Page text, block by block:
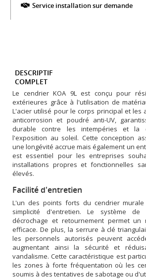
Service installation sur demande
DESCRIPTIF
COMPLET
Le cendrier KOA 9L est conçu pour
extérieures grâce à l'utilisation de
L'acier utilisé pour le corps principal et les
anticorrosion et poudré anti-UV,
durable contre les intempéries et la
l'exposition au soleil. Cette conception
une longévité accrue mais également un
est essentiel pour les entreprises
installations propres et fonctionnelles
élevés.
Facilité d'entretien
L'un des points forts du cendrier
simplicité d'entretien. Le système
décrochage et retournement permet un
efficace. De plus, la serrure à clé
les personnels autorisés peuvent
augmentant ainsi la sécurité et
vandalisme. Cette caractéristique est
les zones à forte fréquentation où les
soumis à des tentatives de sabotage ou